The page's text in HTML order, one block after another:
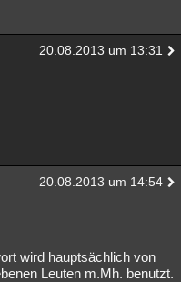
20.08.2013 um 13:31
20.08.2013 um 14:54
wird hauptsächlich von
Leuten m.Mh. benutzt.